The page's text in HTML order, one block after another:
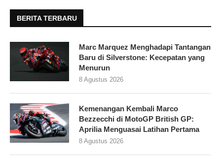
BERITA TERBARU
Marc Marquez Menghadapi Tantangan
Baru di Silverstone: Kecepatan yang
Menurun
8 Agustus 2026
Kemenangan Kembali Marco
Bezzecchi di MotoGP British GP:
Aprilia Menguasai Latihan Pertama
8 Agustus 2026